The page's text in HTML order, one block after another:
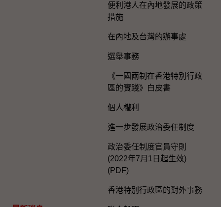
便利港人在內地發展的政策
措施
在內地及台灣的辦事處
選舉事務
《一國兩制在香港特別行政
區的實踐》白皮書
個人權利
進一步發展政治委任制度
政治委任制度官員守則
(2022年7月1日起生效)
(PDF)
香港特別行政區的對外事務